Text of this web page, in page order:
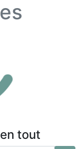
tout